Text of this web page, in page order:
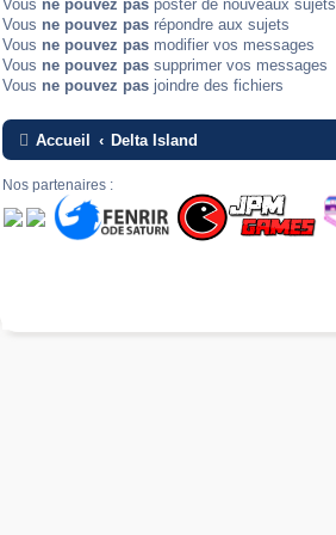
Vous ne pouvez pas poster de nouveaux sujets
Vous ne pouvez pas répondre aux sujets
Vous ne pouvez pas modifier vos messages
Vous ne pouvez pas supprimer vos messages
Vous ne pouvez pas joindre des fichiers
Accueil Delta Island
Nos partenaires :